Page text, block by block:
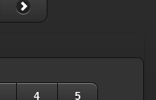
4 5